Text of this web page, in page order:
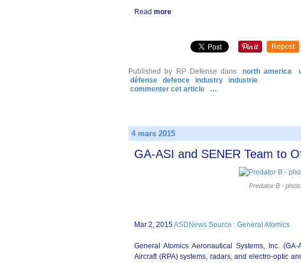
Read more
Repost
Published by RP Defense dans north america
défense
defence industry
industrie
commenter cet article
…
4 mars 2015
GA-ASI and SENER Team to
Predator B -
Mar 2, 2015ASDNews Source : General Atomics
General Atomics Aeronautical Systems, Inc.
Aircraft (RPA) systems, radars, and electro-optic